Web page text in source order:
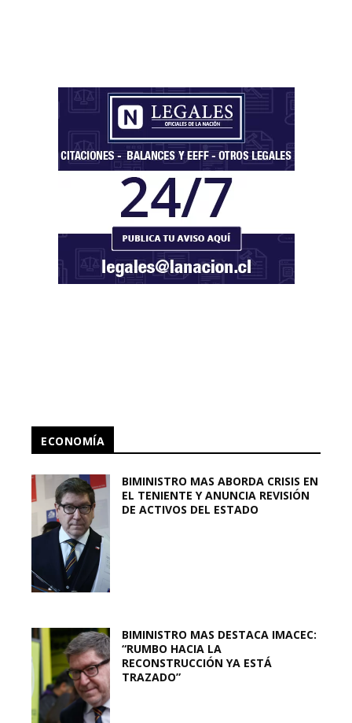
ECONOMÍA
BIMINISTRO MAS ABORDA CRISIS EN
EL TENIENTE Y ANUNCIA REVISIÓN
DE ACTIVOS DEL ESTADO
BIMINISTRO MAS DESTACA IMACEC:
“RUMBO HACIA LA
RECONSTRUCCIÓN YA ESTÁ
TRAZADO”